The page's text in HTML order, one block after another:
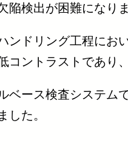
陥検出が困難になりま
ンドリング工程にお
コントラストであり
ベース検査システム
した。